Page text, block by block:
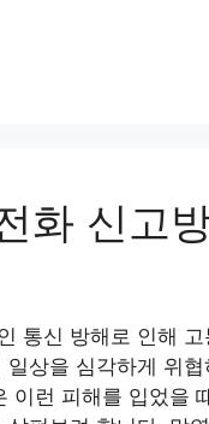
화 신고
통신 방해로 인해
상을 심각하게 위
이런 피해를 입었을